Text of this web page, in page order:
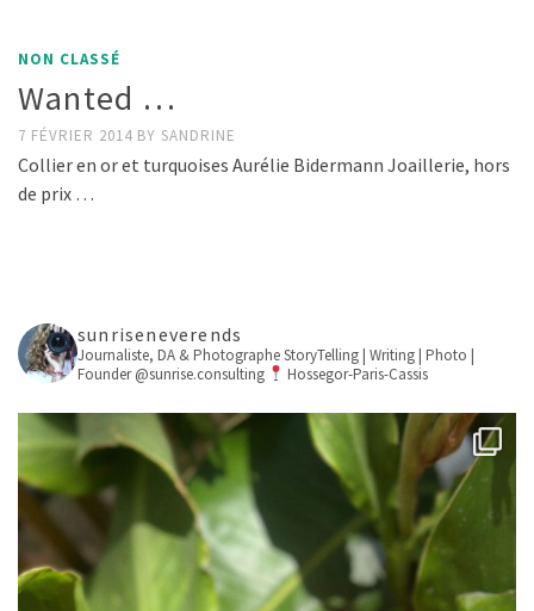
NON CLASSÉ
Wanted …
7 FÉVRIER 2014 BY SANDRINE
Collier en or et turquoises Aurélie Bidermann Joaillerie, hors
de prix …
sunriseneverends
Journaliste, DA & PhotographeStoryTelling | Writing | Photo |
Founder @sunrise.consulting
Hossegor-Paris-Cassis